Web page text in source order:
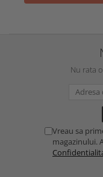
Nu rata
Vreau sa
magazinului.